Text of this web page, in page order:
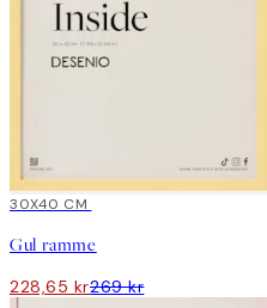
15%*
30X40 CM
Gul ramme
228,65 kr269 kr